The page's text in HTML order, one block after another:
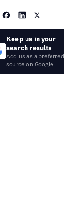
Keep us in your
search results
Add us as a preferred
source on Google